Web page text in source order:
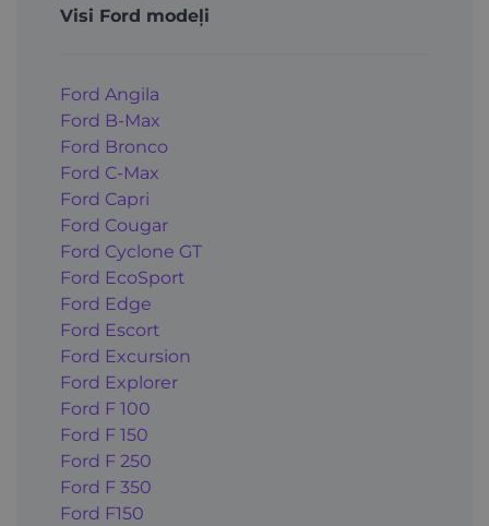
Visi Ford modeļi
Ford Angila
Ford B-Max
Ford Bronco
Ford C-Max
Ford Capri
Ford Cougar
Ford Cyclone GT
Ford EcoSport
Ford Edge
Ford Escort
Ford Excursion
Ford Explorer
Ford F 100
Ford F 150
Ford F 250
Ford F 350
Ford F150